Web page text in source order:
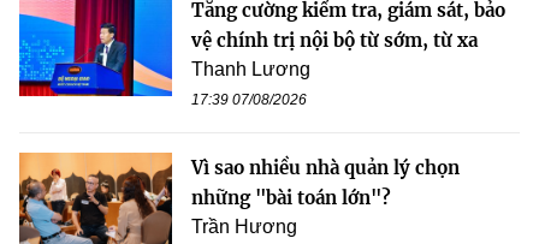
Tăng cường kiểm tra, giám sát, bảo
vệ chính trị nội bộ từ sớm, từ xa
Thanh Lương
17:39 07/08/2026
Vì sao nhiều nhà quản lý chọn
những "bài toán lớn"?
Trần Hương